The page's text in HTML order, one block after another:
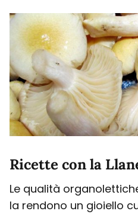
Ricette con la
Le qualità
la rendono un gioiello